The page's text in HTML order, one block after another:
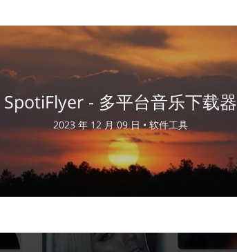
SpotiFlyer - 多平台音乐下载器
2023 年 12 月 09 日 •软件工具